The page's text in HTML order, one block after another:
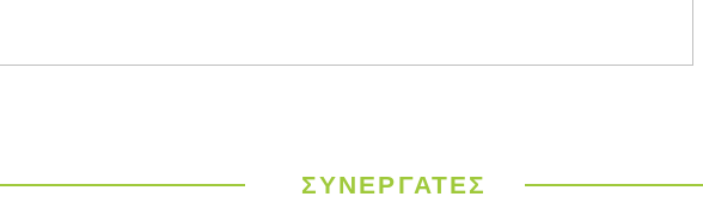
καύσωνας σαρώνει την
Ευρώπη
ΣΥΝΕΡΓΑΤΕΣ